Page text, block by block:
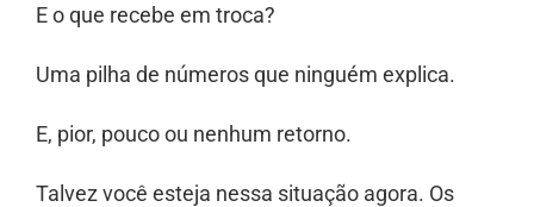
E o que recebe em troca?
Uma pilha de números que ninguém explica.
E, pior, pouco ou nenhum retorno.
Talvez você esteja nessa situação agora. Os